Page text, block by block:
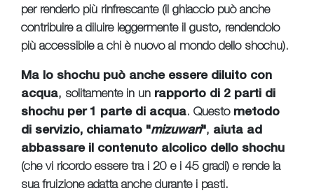
per renderlo più rinfrescante (il ghiaccio può anche
contribuire a diluire leggermente il gusto, rendendolo
più accessibile a chi è nuovo al mondo dello shochu).
Ma lo shochu può anche essere diluito con
acqua, solitamente in un rapporto di 2 parti di
shochu per 1 parte di acqua. Questo metodo
di servizio, chiamato "mizuwari", aiuta ad
abbassare il contenuto alcolico dello shochu
(che vi ricordo essere tra i 20 e i 45 gradi) e rende la
sua fruizione adatta anche durante i pasti.